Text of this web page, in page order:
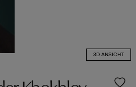
3D ANSICHT